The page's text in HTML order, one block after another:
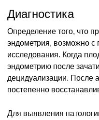
Диагностика
Определение того, что
эндометрия, возможно с
исследования. Когда
эндометрию после
децидуализации. После
постепенно
Для выявления